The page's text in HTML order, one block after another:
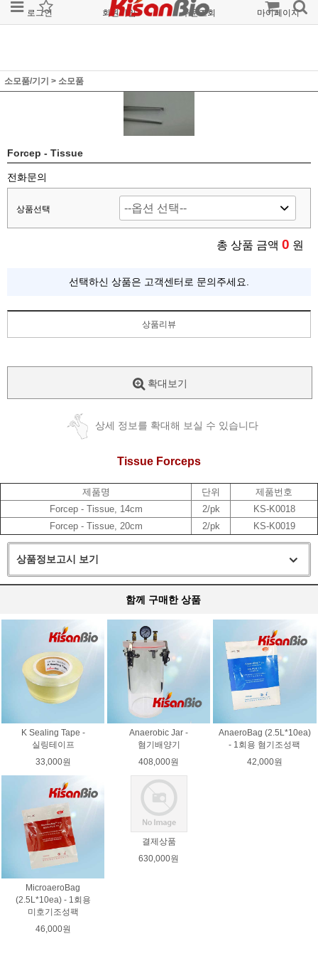
로그인 회원가입 주문조회 마이페이지
소모품/기기 > 소모품
Forcep - Tissue
전화문의
상품선택
총 상품 금액 0 원
선택하신 상품은 고객센터로 문의주세요.
상품리뷰
확대보기
상세 정보를 확대해 보실 수 있습니다
Tissue Forceps
제품명 단위
제품번호
Forcep - Tissue, 14cm
2/pk
KS-K0018
Forcep - Tissue, 20cm
2/pk KS-K0019
상품정보고시 보기
함께 구매한 상품
K Sealing Tape -
실링테이프
33,000원
Anaerobic Jar -
혐기배양기
408,000원
AnaeroBag (2.5L*10ea)
- 1회용 혐기조성팩
42,000원
MicroaeroBag
(2.5L*10ea) - 1회용
미호기조성팩
46,000원
결제상품
630,000원